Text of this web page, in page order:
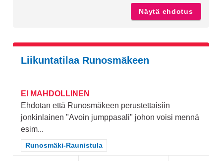
Näytä ehdotus
Liikuntatilaa Runosmäkeen
EI MAHDOLLINEN
Ehdotan että Runosmäkeen perustettaisiin
jonkinlainen "Avoin jumppasali" johon voisi mennä
esim...
Rajaa tulokset teeman mukaan: Runosmäki-Raunistula
Runosmäki-Raunistula